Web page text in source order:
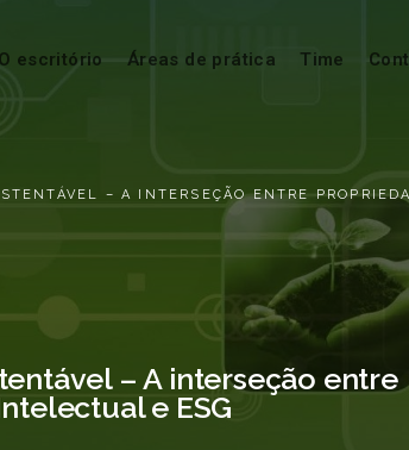
O escritório Áreas de prática Time
– A INTERSEÇÃO ENTRE
– A interseção entre
e ESG